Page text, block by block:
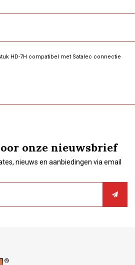
HD-7H compatibel met Satalec connectie
onze nieuwsbrief
nieuws en aanbiedingen via email